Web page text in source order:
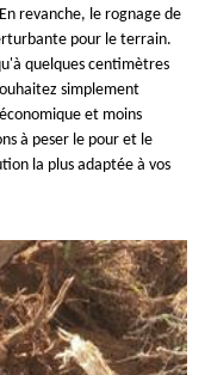
revanche, le rognage de
pour le terrain.
quelques centimètres
simplement
et moins
à peser le pour et le
la plus adaptée à vos